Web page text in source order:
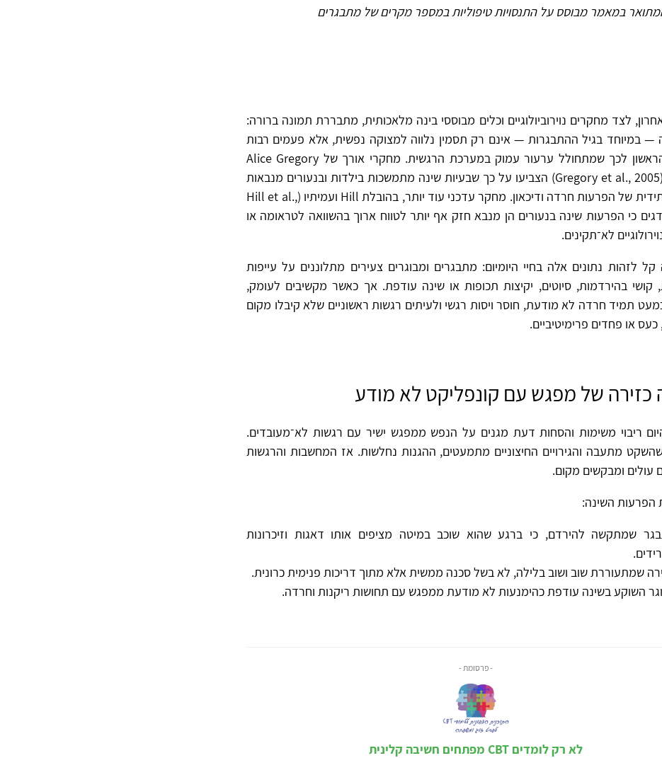
במאמר מבוסס על התנסויות טיפוליות במספר מקרים של מתבגרים
לצד מחקרים נוירוביולוגיים וכלים מבוססי בינה מלאכותית, מתבררת תמונה ברורה:
— במיוחד בגיל ההתבגרות — אינם רק תסמין נלווה למצוקה נפשית, אלא פעמים רבות
האיתות הראשון לכך שמתחולל ערעור עמוק במערכת הרגשית. מחקרי אורך של Alice Gregory
ועמיתיה (Gregory et al., 2005) הצביעו על כך שבעיות שינה מתמשכות בילדות ובנעורים מנבאות
הופעה עתידית של הפרעות חרדה ודיכאון. מחקר עדכני עוד יותר, בהובלת Hill ועמיתיו (Hill et al.,
הדגים כי הפרעות שינה בנעורים הן מנבא חזק אף יותר לטווח ארוך בהשוואה לטראומה או
לא־תקינים.
קל לזהות נתונים אלה בחיי היומיום: מתבגרים ומבוגרים צעירים מתלוננים על עייפות
בהירדמות, סיוטים, יקיצות תכופות או שינה עודפת. אך כאשר מקשיבים לעומק,
תמיד חרדה לא מודעת, חוסר ויסות רגשי ולעיתים רגשות ראשוניים שלא קיבלו מקום
או פחדים פרימיטיביים.
כזירה של מפגש עם קונפליקט לא מודע
ריבוי משימות והסחות דעת מגנים על הנפש ממפגש ישיר עם רגשות לא־מעובדים.
מתעבה והגירויים החיצוניים מתמעטים, ההגנות נחלשות. אז המחשבות והרגשות
עולים ומבקשים מקום.
הפרעות השינה:
שמתקשה להירדם, כי ברגע שהוא שוכב במיטה מציפים אותו דאגות וזיכרונות
שמתעוררת שוב ושוב בלילה, לא בשל סכנה ממשית אלא מתוך דריכות פנימית כרונית.
השוקע בשינה עודפת כהימנעות לא מודעת ממפגש עם תחושות ריקנות וחרדה.
- פרסומת -
לא רק לומדים CBT מפתחים חשיבה קלינית